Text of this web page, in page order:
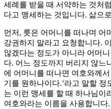
세례를 받을 때 서약하는 것처
다고 맹세하는 것입니다. 삶으
먼저, 룻은 어머니를 떠나며 어
강권하지 말라고 요청합니다.
않겠다는 정도가 아니라 어머
다. 어느 정도까지 버리지 않느
에 어머니를 떠나면 여호와께
기를 원하나이다.’라고 말할 정
는 이런 맹세를 할 때 하나님이
여호와라는 이름을 사용합니